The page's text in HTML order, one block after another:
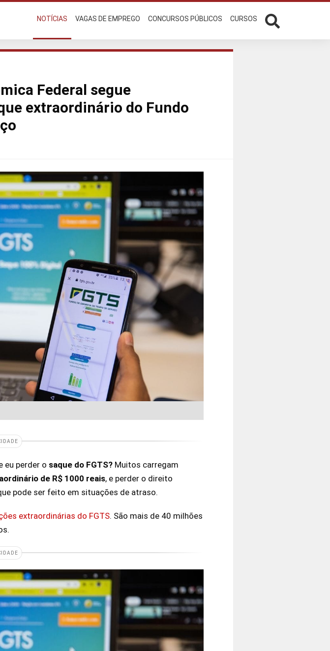
NOTÍCIAS VAGAS DE EMPREGO CONCURSOS PÚBLICOS CURSOS
Federal segue
extraordinário do Fundo
eu perder o saque do FGTS? Muitos carregam
de R$ 1000 reais, e perder o direito
pode ser feito em situações de atraso.
extraordinárias do FGTS. São mais de 40 milhões